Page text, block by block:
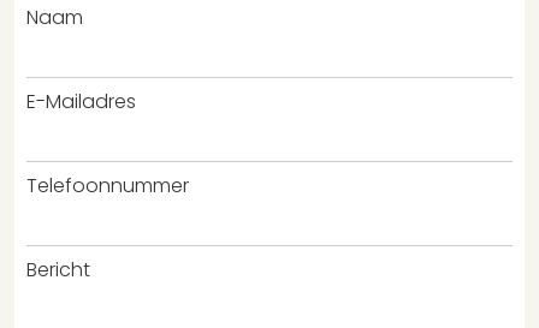
Naam
E-Mailadres
Telefoonnummer
Bericht